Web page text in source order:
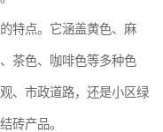
特点。它涵盖黄色、麻
茶色、咖啡色等多种色
、市政道路，还是小区绿
砖产品。